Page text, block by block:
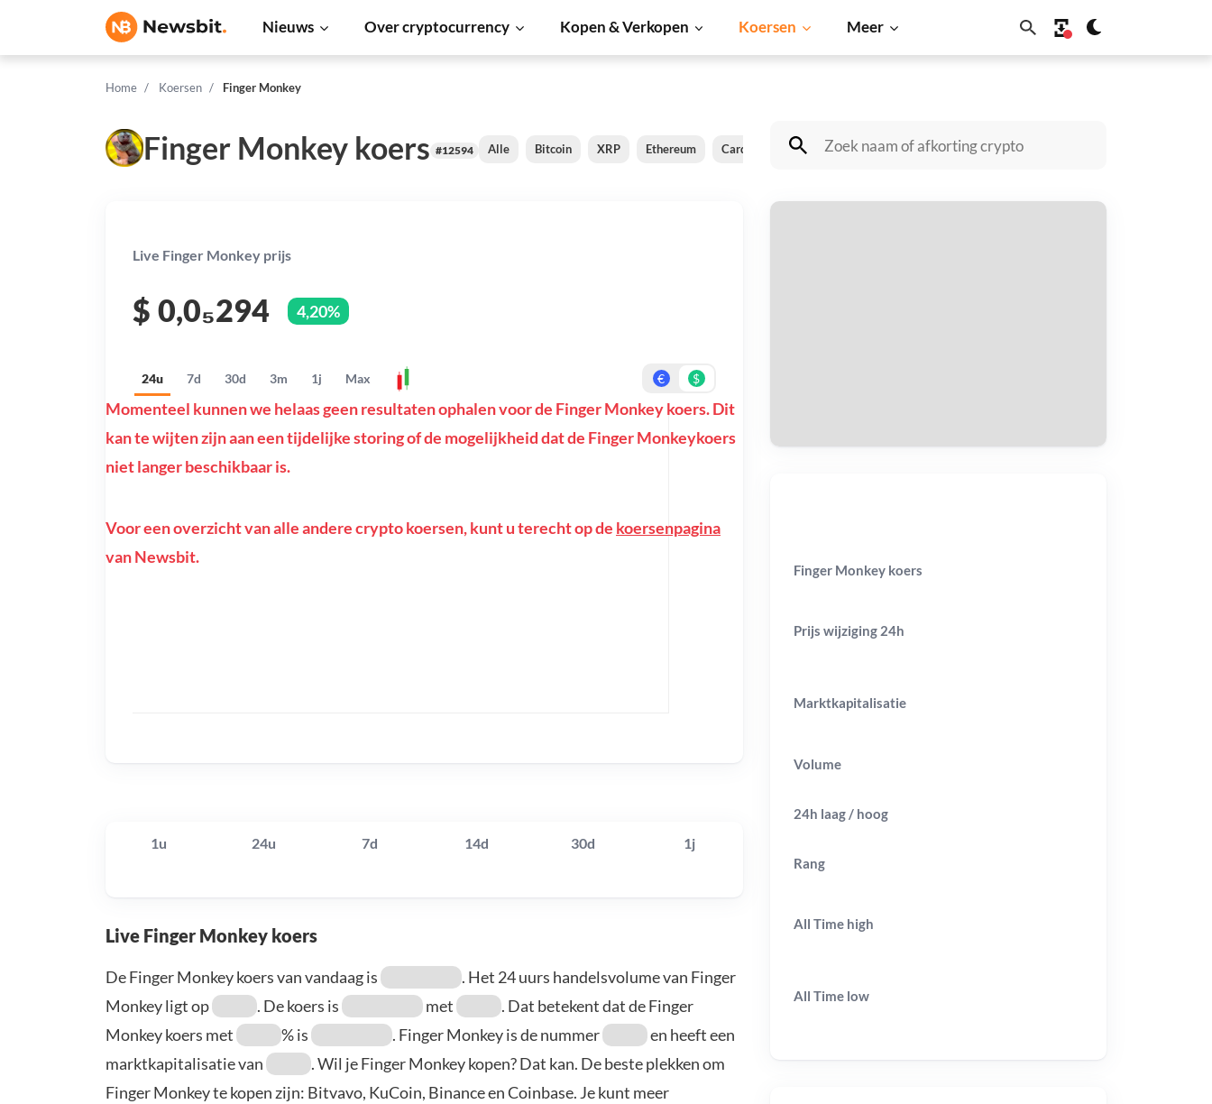
Nieuws Over cryptocurrency Kopen & Verkopen Koersen Meer
Home Koersen Finger Monkey
Finger Monkey koers #12594 Alle Bitcoin XRP Ethereum Cardano Shiba Inu Dogecoin Solana BNB
Live Finger Monkey prijs
$ 0,0₅294 4,20%
24u 7d 30d 3m 1j Max € $
Momenteel kunnen we helaas geen resultaten ophalen voor de Finger Monkey koers. Dit
kan te wijten zijn aan een tijdelijke storing of de mogelijkheid dat de Finger Monkeykoers
niet langer beschikbaar is.
Voor een overzicht van alle andere crypto koersen, kunt u terecht op de koersenpagina
van Newsbit.
1u 24u 7d 14d 30d 1j
Live Finger Monkey koers
De Finger Monkey koers van vandaag is
. Het 24 uurs handelsvolume van Finger
Monkey ligt op
. De koers is met
. Dat betekent dat de Finger
Monkey koers met
% is . Finger Monkey is de nummer
en heeft een
marktkapitalisatie van
. Wil je Finger Monkey kopen? Dat kan. De beste plekken om
Finger Monkey te kopen zijn: Bitvavo, KuCoin, Binance en Coinbase. Je kunt meer
Finger Monkey koers
Prijs wijziging 24h
Marktkapitalisatie
Volume
24h laag / hoog
Rang
All Time high
All Time low